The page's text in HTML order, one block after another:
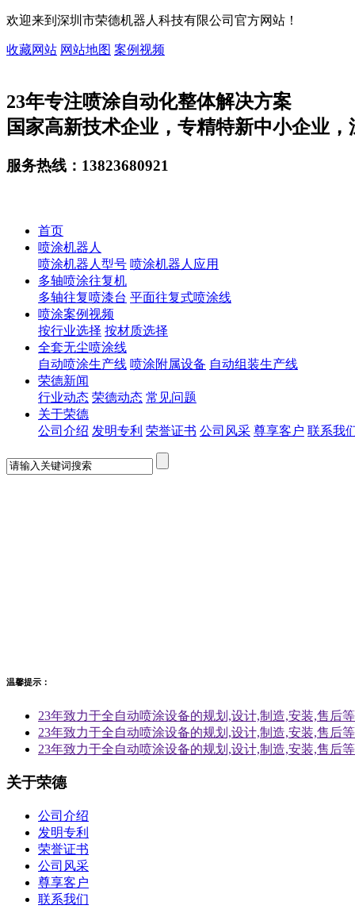
欢迎来到深圳市荣德机器人科技有限公司官方网站！
收藏网站 网站地图 案例视频
23年专注喷涂自动化整体解决方案
国家高新技术企业，专精特新中小企业
服务热线： 13823680921
首页
喷涂机器人
喷涂机器人型号 喷涂机器人应用
多轴喷涂往复机
多轴往复喷漆台 平面往复式喷涂线
喷涂案例视频
按行业选择 按材质选择
全套无尘喷涂线
自动喷涂生产线 喷涂附属设备 自动组装生产线
荣德新闻
行业动态 荣德动态 常见问题
关于荣德
公司介绍 发明专利 荣誉证书 公司风采 尊享客户 联系我
温馨提示：
23年致力于全自动喷涂设备的规划,设计,制造,安装,售后
23年致力于全自动喷涂设备的规划,设计,制造,安装,售后
23年致力于全自动喷涂设备的规划,设计,制造,安装,售后
关于荣德
公司介绍
发明专利
荣誉证书
公司风采
尊享客户
联系我们